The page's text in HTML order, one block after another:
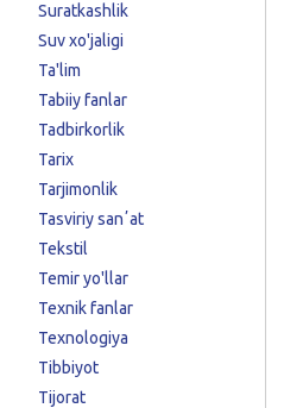
Suratkashlik
Suv xo'jaligi
Ta'lim
Tabiiy fanlar
Tadbirkorlik
Tarix
Tarjimonlik
Tasviriy sanʼat
Tekstil
Temir yo'llar
Texnik fanlar
Texnologiya
Tibbiyot
Tijorat